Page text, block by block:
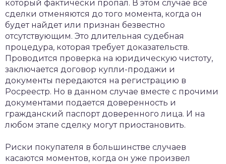
который фактически пропал. В этом случае все
сделки отменяются до того момента, когда он
будет найдет или признан безвестно
отсутствующим. Это длительная судебная
процедура, которая требует доказательств.
Проводится проверка на юридическую чистоту,
заключается договор купли-продажи и
документы передаются на регистрацию в
Росреестр. Но в данном случае вместе с прочими
документами подается доверенность и
гражданский паспорт доверенного лица. И на
любом этапе сделку могут приостановить.
Риски покупателя в большинстве случаев
касаются моментов, когда он уже произвел